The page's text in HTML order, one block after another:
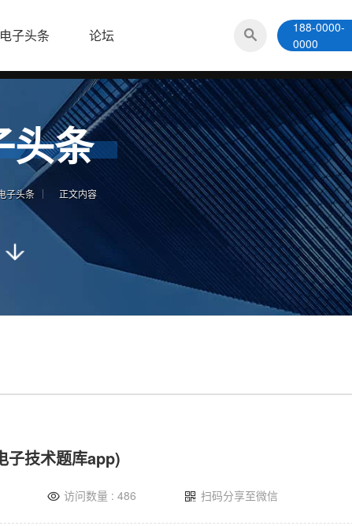
电子头条 论坛
188-0000-
0000
头条
子头条 正文内容
子技术题库app)
访问数量 : 486 扫码分享至微信